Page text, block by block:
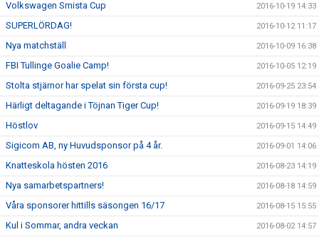
Volkswagen Smista Cup 2016-10-19 14:33
SUPERLÖRDAG! 2016-10-12 11:17
Nya matchställ 2016-10-09 16:38
FBI Tullinge Goalie Camp! 2016-10-05 12:19
Stolta stjärnor har spelat sin första cup! 2016-09-25 23:54
Härligt deltagande i Töjnan Tiger Cup! 2016-09-19 18:39
Höstlov 2016-09-15 14:49
Sigicom AB, ny Huvudsponsor på 4 år. 2016-09-01 14:06
Knatteskola hösten 2016 2016-08-23 14:19
Nya samarbetspartners! 2016-08-18 14:59
Våra sponsorer hittills säsongen 16/17 2016-08-15 15:55
Kul i Sommar, andra veckan 2016-08-02 14:57